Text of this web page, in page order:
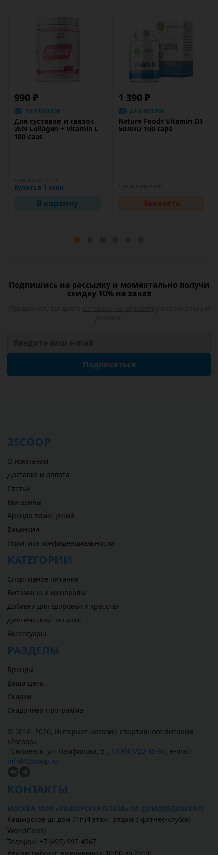
990 ₽
19.8 баллов
Для суставов и связок
2SN Collagen + Vitamin C
100 caps
Купить в 1 клик
В корзину
1 390 ₽
27.8 баллов
Nature Foods Vitamin D3
5000IU 100 caps
Заказать
Подпишись на рассылку и моментально получи
скидку 10% на заказ
Подписаться
2SCOOP
О компании
Доставка и оплата
Статьи
Магазины
Аренда помещений
Вакансии
Политика конфиденциальности
КАТЕГОРИИ
Спортивное питание
Витамины и минералы
Добавки для здоровья и красоты
Диетическое питание
Аксессуары
РАЗДЕЛЫ
Бренды
Ваша цель
Скидки
Скидочная программа
© 2016 -2026, Интернет-магазин спортивного питания
«2scoop»
, Смоленск, ул. Памфилова, 5 , +7(910)722-45-67, e-mail:
info@2scoop.ru
КОНТАКТЫ
МОСКВА, МФК «КАШИРСКАЯ ПЛАЗА» (М. ДОМОДЕДОВСКАЯ)
Каширское ш. дом 61г (4 этаж, рядом с фитнес-клубом
WorldClass)
Телефон: +7 (495) 997-4567
Режим работы: ежедневно с 10:00 до 22:00